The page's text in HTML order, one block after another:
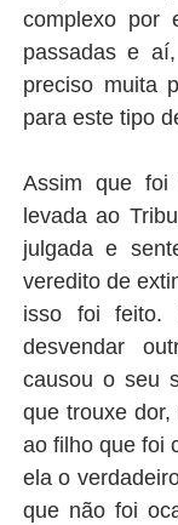
complexo por
passadas e
preciso muita
para este tipo
Assim que
levada ao
julgada e
veredito de
isso foi feito.
desvendar
causou o seu
que trouxe
ao filho que foi
ela o
que não foi